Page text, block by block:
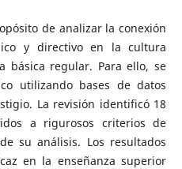
de analizar la conexión
y directivo en la cultura
básica regular. Para ello, se
utilizando bases de datos
La revisión identificó 18
a rigurosos criterios de
su análisis. Los resultados
en la enseñanza superior